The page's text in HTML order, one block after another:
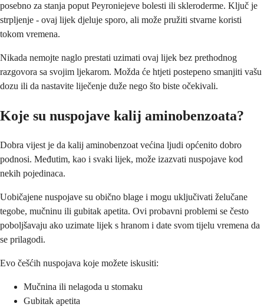
posebno za stanja poput Peyroniejeve bolesti ili skleroderme. Ključ je
strpljenje - ovaj lijek djeluje sporo, ali može pružiti stvarne koristi
tokom vremena.
Nikada nemojte naglo prestati uzimati ovaj lijek bez prethodnog
razgovora sa svojim ljekarom. Možda će htjeti postepeno smanjiti vašu
dozu ili da nastavite liječenje duže nego što biste očekivali.
Koje su nuspojave kalij aminobenzoata?
Dobra vijest je da kalij aminobenzoat većina ljudi općenito dobro
podnosi. Međutim, kao i svaki lijek, može izazvati nuspojave kod
nekih pojedinaca.
Uobičajene nuspojave su obično blage i mogu uključivati ​​želučane
tegobe, mučninu ili gubitak apetita. Ovi probavni problemi se često
poboljšavaju ako uzimate lijek s hranom i date svom tijelu vremena da
se prilagodi.
Evo češćih nuspojava koje možete iskusiti:
Mučnina ili nelagoda u stomaku
Gubitak apetita